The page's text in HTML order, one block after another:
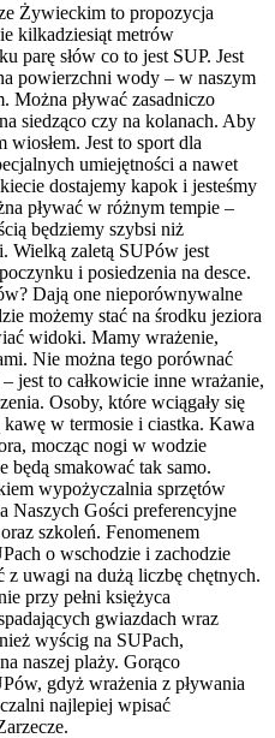
Żywieckim to propozycja
kilkadziesiąt metrów
parę słów co to jest SUP. Jest
powierzchni wody – w naszym
Można pływać zasadniczo
siedząco czy na kolanach. Aby
wiosłem. Jest to sport dla
umiejętności a nawet
dostajemy kapok i jesteśmy
pływać w różnym tempie –
będziemy szybsi niż
Wielką zaletą SUPów jest
i posiedzenia na desce.
Dają one nieporównywalne
możemy stać na środku jeziora
widoki. Mamy wrażenie,
Nie można tego porównać
jest to całkowicie inne wrażanie,
Osoby, które wciągały się
w termosie i ciastka. Kawa
mocząc nogi w wodzie
smakować tak samo.
wypożyczalnia sprzętów
Naszych Gości preferencyjne
szkoleń. Fenomenem
o wschodzie i zachodzie
z uwagi na dużą liczbę chętnych.
przy pełni księżyca
gwiazdach wraz
wyścig na SUPach,
naszej plaży. Gorąco
gdyż wrażenia z pływania
najlepiej wpisać